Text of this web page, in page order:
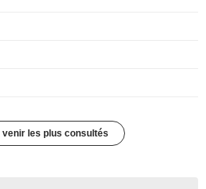
venir les plus consultés